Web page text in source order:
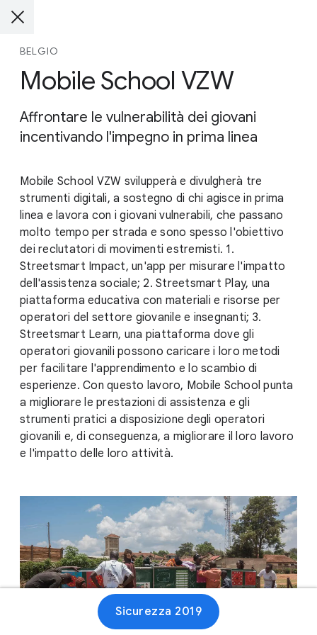
BELGIO
Mobile School VZW
Affrontare le vulnerabilità dei giovani
incentivando l'impegno in prima linea
Mobile School VZW svilupperà e divulgherà tre
strumenti digitali, a sostegno di chi agisce in prima
linea e lavora con i giovani vulnerabili, che passano
molto tempo per strada e sono spesso l'obiettivo
dei reclutatori di movimenti estremisti. 1.
Streetsmart Impact, un'app per misurare l'impatto
dell'assistenza sociale; 2. Streetsmart Play, una
piattaforma educativa con materiali e risorse per
operatori del settore giovanile e insegnanti; 3.
Streetsmart Learn, una piattaforma dove gli
operatori giovanili possono caricare i loro metodi
per facilitare l'apprendimento e lo scambio di
esperienze. Con questo lavoro, Mobile School punta
a migliorare le prestazioni di assistenza e gli
strumenti pratici a disposizione degli operatori
giovanili e, di conseguenza, a migliorare il loro lavoro
e l'impatto delle loro attività.
Sicurezza 2019